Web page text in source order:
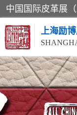
上海励
2026中国国际皮
ACLE
2026上海合成革